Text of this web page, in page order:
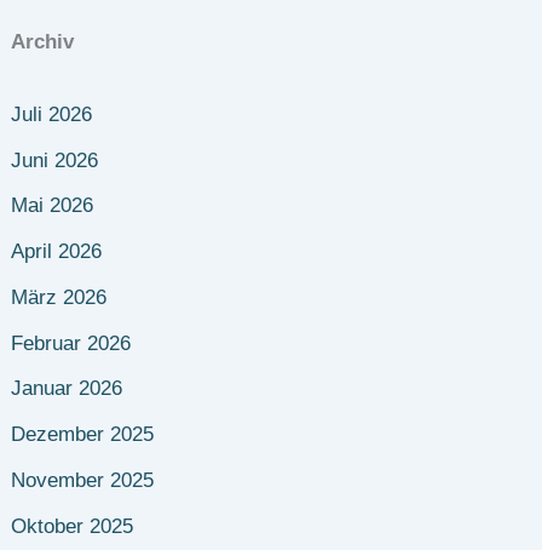
Archiv
Juli 2026
Juni 2026
Mai 2026
April 2026
März 2026
Februar 2026
Januar 2026
Dezember 2025
November 2025
Oktober 2025